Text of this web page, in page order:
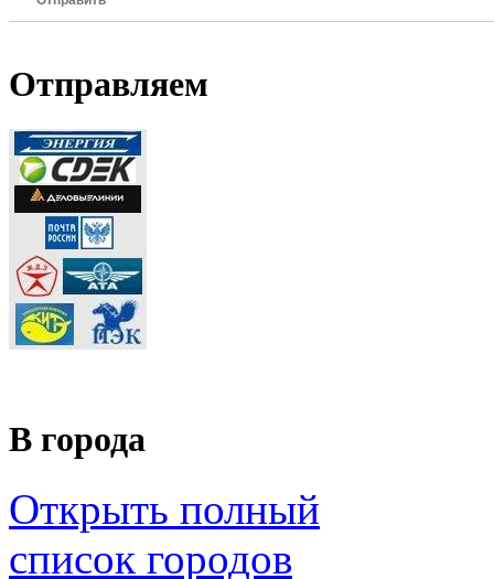
Отправляем
В города
Открыть полный
список городов